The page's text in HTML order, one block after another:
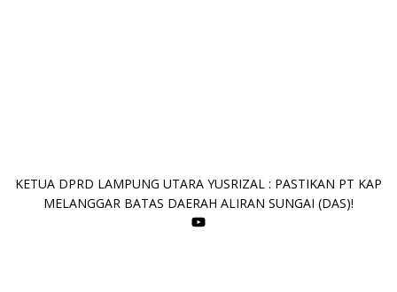
KETUA DPRD LAMPUNG UTARA YUSRIZAL : PASTIKAN PT KAP
MELANGGAR BATAS DAERAH ALIRAN SUNGAI (DAS)!